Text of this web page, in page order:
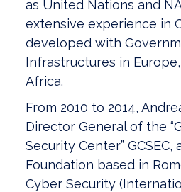
as United Nations and
extensive experience in
developed with
Infrastructures in
Africa.
From 2010 to 2014,
Director General of the
Security Center”
Foundation based in
Cyber Security